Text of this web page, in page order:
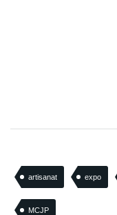
artisanat expo
MCJP